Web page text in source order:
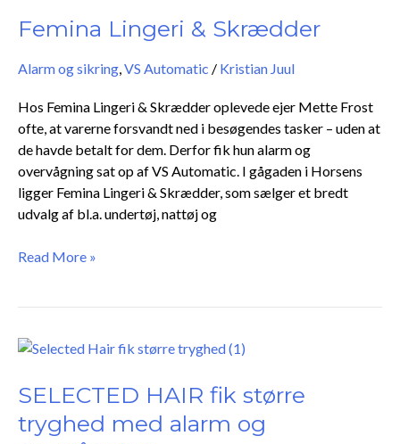
Femina Lingeri & Skrædder
Alarm og sikring,VS Automatic / Kristian Juul
Hos Femina Lingeri & Skrædder oplevede ejer Mette Frost
ofte, at varerne forsvandt ned i besøgendes tasker – uden at
de havde betalt for dem. Derfor fik hun alarm og
overvågning sat op af VS Automatic. I gågaden i Horsens
ligger Femina Lingeri & Skrædder, som sælger et bredt
udvalg af bl.a. undertøj, nattøj og
&
Read More »
SELECTED HAIR fik større
tryghed med alarm og
SELECTED
fik
tryghed